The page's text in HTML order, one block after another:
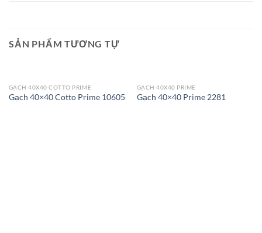
SẢN PHẨM TƯƠNG TỰ
GẠCH 40X40 COTTO PRIME
Gạch 40×40 Cotto Prime 10605
GẠCH 40X40 PRIME
Gạch 40×40 Prime 2281